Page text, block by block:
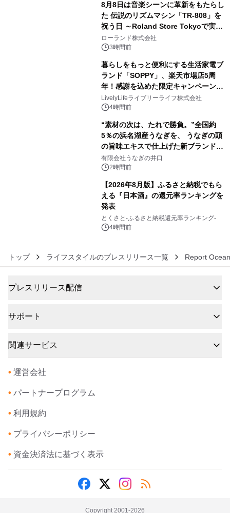
8月8日は音楽シーンに革新をもたらし
た 伝説のリズムマシン「TR-808」を
祝う日 ～Roland Store Tokyoで実機
を展示しての 記念キャンペーンを開
催 英国ラジオ「NTS」の 特別プログ
ラムや、「TR-808」を愛する伝説的
アーティストを フィーチャーしたアニ
メーションを公開～
ローランド株式会社
3時間前
暮らしをもっと便利にする生活家電ブ
ランド「SOPPY」、楽天市場店5周
年！感謝を込めた限定キャンペーンを
8月10日より開催
LivelyLifeライブリーライフ株式会社
4時間前
“素材の次は、たれで勝負。”全国約
5％の浜名湖産うなぎを、 うなぎの頭
の旨味エキスで仕上げた新ブランド
「井口の誉」誕生
有限会社うなぎの井口
2時間前
【2026年8月版】ふるさと納税でもら
える『日本酒』の還元率ランキングを
発表
とくさと-ふるさと納税還元率ランキング-
4時間前
トップ ライフスタイルのプレスリリース一覧 Report
プレスリリース配信
サポート
関連サービス
• 運営会社
• パートナープログラム
• 利用規約
• プライバシーポリシー
• 資金決済法に基づく表示
Copyright 2001-2026